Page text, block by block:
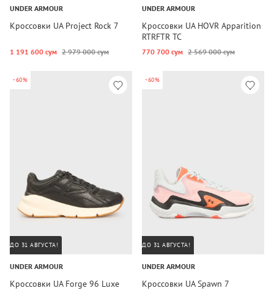
UNDER ARMOUR
Кроссовки UA Project Rock 7
1 191 600 сум 2 979 000 сум
UNDER ARMOUR
Кроссовки UA HOVR Apparition
RTRFTR TC
770 700 сум 2 569 000 сум
-60%
ДО 31 АВГУСТА!
UNDER ARMOUR
Кроссовки UA Forge 96 Luxe
-60%
ДО 31 АВГУСТА!
UNDER ARMOUR
Кроссовки UA Spawn 7